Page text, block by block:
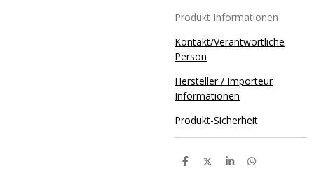
Produkt Informationen
Kontakt/Verantwortliche
Person
Hersteller / Importeur
Informationen
Produkt-Sicherheit
T
T
T
T